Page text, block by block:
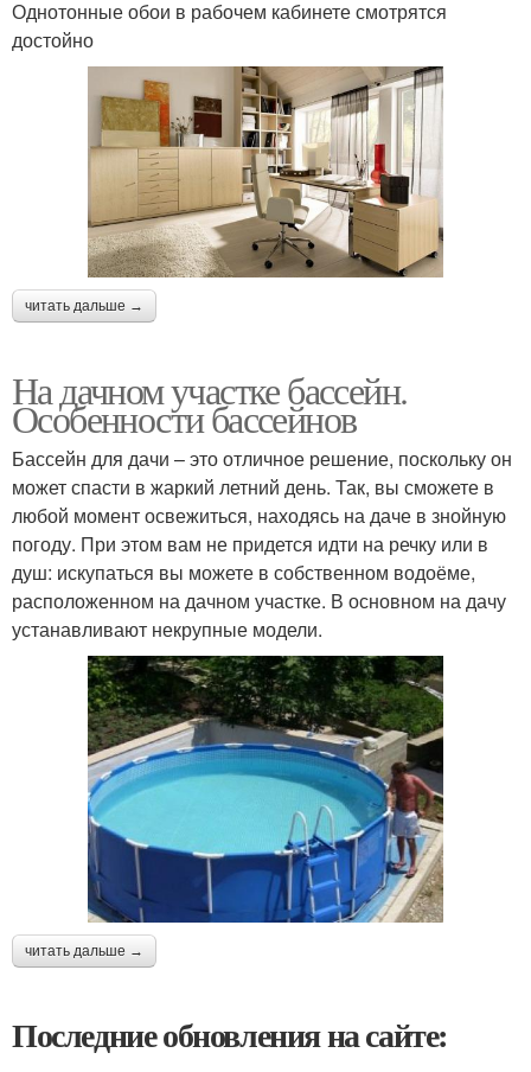
Однотонные обои в рабочем кабинете смотрятся
достойно
читать дальше →
На дачном участке бассейн.
Особенности бассейнов
Бассейн для дачи – это отличное решение, поскольку он
может спасти в жаркий летний день. Так, вы сможете в
любой момент освежиться, находясь на даче в знойную
погоду. При этом вам не придется идти на речку или в
душ: искупаться вы можете в собственном водоёме,
расположенном на дачном участке. В основном на дачу
устанавливают некрупные модели.
читать дальше →
Последние обновления на сайте: